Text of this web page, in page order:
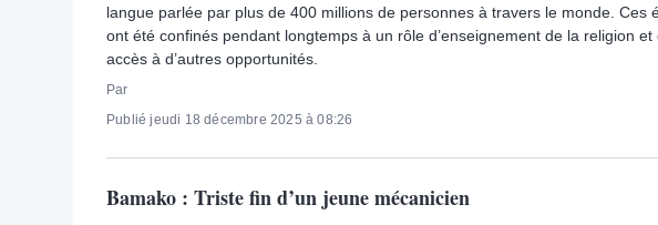
langue parlée par plus de 400 millions de personnes à travers le monde. Ces
ont été confinés pendant longtemps à un rôle d’enseignement de la religion
accès à d’autres opportunités.
Par
Publié jeudi 18 décembre 2025 à 08:26
Bamako : Triste fin d’un jeune mécanicien